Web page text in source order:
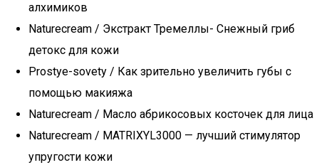
алхимиков
Naturecream / Экстракт Тремеллы- Снежный гриб
детокс для кожи
Prostye-sovety / Как зрительно увеличить губы с
помощью макияжа
Naturecream / Масло абрикосовых косточек для лица
Naturecream / MATRIXYL3000 — лучший стимулятор
упругости кожи